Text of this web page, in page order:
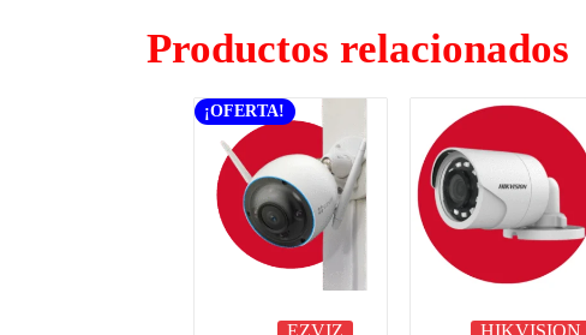
Productos relacionados
¡OFERTA!
EZVIZ HIKVISION